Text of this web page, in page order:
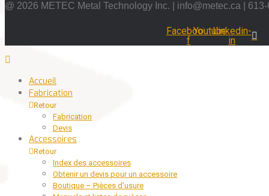
@ 2026 METEC Metal Technology Inc. | info@metec.ca |
Facebook-
f
YoutubeLinkedin-
in
Accueil
Fabrication
Retour
Fabrication
Devis
Accessoires
Retour
Index des accessoires
Obtenir un devis pour un accessoire
Boutique – Pièces d’usure